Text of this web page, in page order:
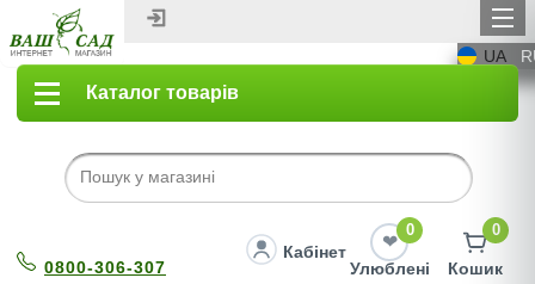
UA
Каталог товарів
0800-306-307
Кабінет
0
Улюблені
0
Кошик